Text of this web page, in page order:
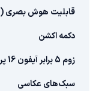
قابلیت هوش بصری (Visual Intelligence)
دکمه اکشن
زوم 5 برابر آیفون 16 پرو
سبک‌های عکاسی